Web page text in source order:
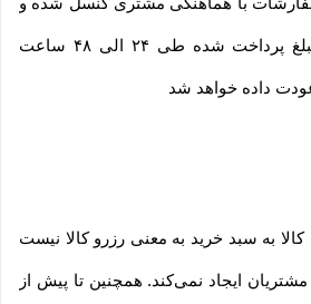
در صورت واریز وجه، مبلغ پرداخت شده طی ۲۴ الی ۴۸ ساعت
داده خواهد شد
به سبد خرید به معنی رزرو کالا نیست
ایجاد نمی‌کند. همچنین تا پیش از